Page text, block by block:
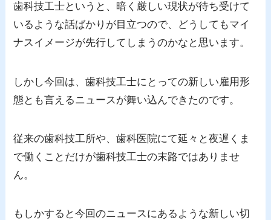
歯科技工士というと、暗く厳しい現状が待ち受けて
いるような話ばかりが目立つので、どうしてもマイ
ナスイメージが先行してしまうのかなと思います。
しかし今回は、歯科技工士にとっての新しい雇用形
態とも言えるニュースが舞い込んできたのです。
従来の歯科技工所や、歯科医院にて延々と夜遅くま
で働くことだけが歯科技工士の末路ではありませ
ん。
もしかすると今回のニュースにあるような新しい切